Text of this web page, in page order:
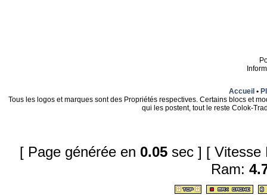
Accueil •
Tous les logos et marques sont des Propriétés respectives. Certains blocs et
qui les postent, tout le reste Colok-
[ Page générée en 0.05 sec ] [
Ram: